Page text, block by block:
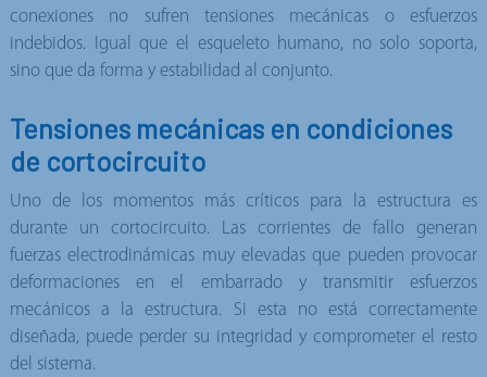
conexiones no sufren tensiones mecánicas o esfuerzos
indebidos. Igual que el esqueleto humano, no solo soporta,
sino que da forma y estabilidad al conjunto.
Tensiones mecánicas en condiciones
de cortocircuito
Uno de los momentos más críticos para la estructura es
durante un cortocircuito. Las corrientes de fallo generan
fuerzas electrodinámicas muy elevadas que pueden provocar
deformaciones en el embarrado y transmitir esfuerzos
mecánicos a la estructura. Si esta no está correctamente
diseñada, puede perder su integridad y comprometer el resto
del sistema.